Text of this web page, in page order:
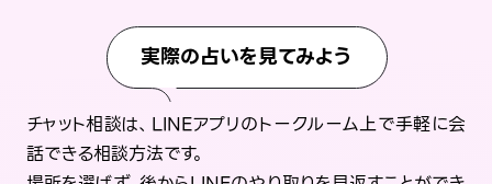
実際の占いを見てみよう
チャット相談は、LINEアプリのトークルーム上で手軽に会
話できる相談方法です。